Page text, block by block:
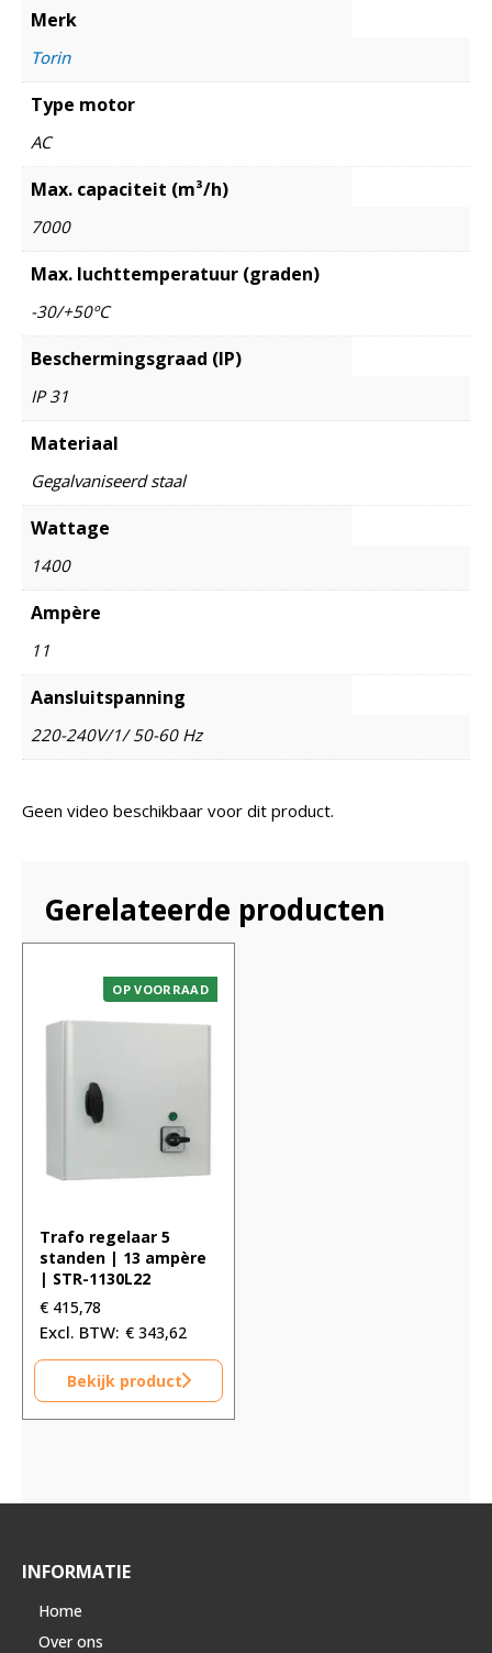
Merk
Torin
Type motor
AC
Max. capaciteit (m³/h)
7000
Max. luchttemperatuur (graden)
-30/+50ºC
Beschermingsgraad (IP)
IP 31
Materiaal
Gegalvaniseerd staal
Wattage
1400
Ampère
11
Aansluitspanning
220-240V/1/ 50-60 Hz
Geen video beschikbaar voor dit product.
Gerelateerde producten
OP VOORRAAD
Trafo regelaar 5
standen | 13 ampère
| STR-1130L22
€ 415,78
€ 343,62
Bekijk product
INFORMATIE
Home
Over ons